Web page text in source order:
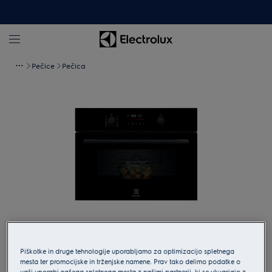
Pečice Pečica
Piškotke in druge tehnologije uporabljamo za optimizacijo spletnega
mesta ter promocijske in trženjske namene. Prav tako delimo podatke o